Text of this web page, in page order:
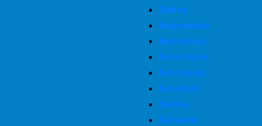
Бийск
Березники
Белорецк
Белогорск
Белгород
Белебей
Бавлы
Батайск